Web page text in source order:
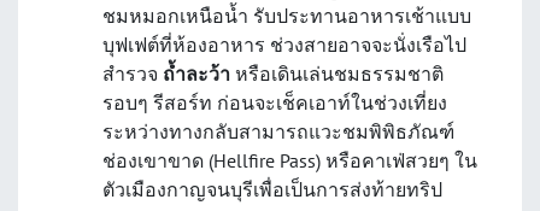
ชมหมอกเหนือน้ำ รับประทานอาหารเช้าแบบ
บุฟเฟต์ที่ห้องอาหาร ช่วงสายอาจจะนั่งเรือไป
สำรวจ ถ้ำละว้า หรือเดินเล่นชมธรรมชาติ
รอบๆ รีสอร์ท ก่อนจะเช็คเอาท์ในช่วงเที่ยง
ระหว่างทางกลับสามารถแวะชมพิพิธภัณฑ์
ช่องเขาขาด (Hellfire Pass) หรือคาเฟ่สวยๆ ใน
ตัวเมืองกาญจนบุรีเพื่อเป็นการส่งท้ายทริป